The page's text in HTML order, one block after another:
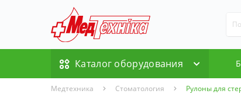
Каталог оборудования
Медтехника Стоматология Рулоны для